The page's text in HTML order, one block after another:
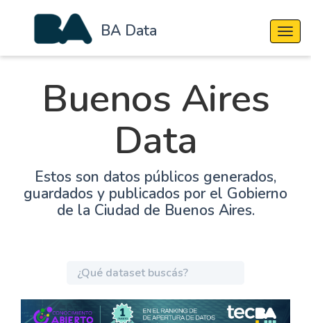
BA Data
Buenos Aires
Data
Estos son datos públicos generados,
guardados y publicados por el Gobierno
de la Ciudad de Buenos Aires.